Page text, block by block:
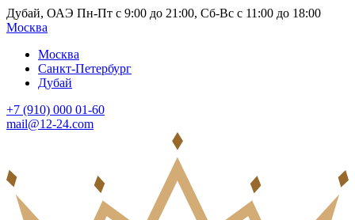
Дубай, ОАЭ Пн-Пт с 9:00 до 21:00, Сб-Вс с 11:00 до 18:00
Москва
Москва
Санкт-Петербург
Дубай
+7 (910) 000 01-60
mail@12-24.com